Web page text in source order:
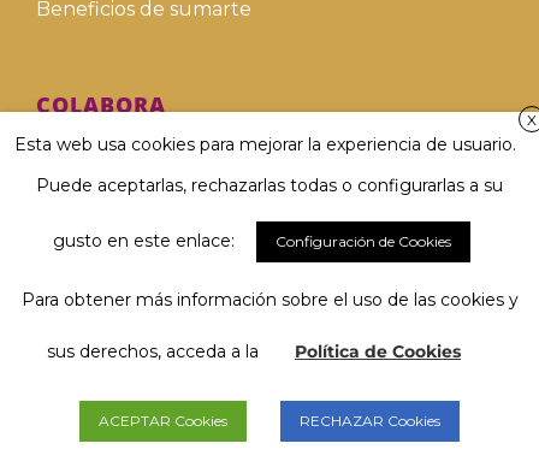
Beneficios de sumarte
COLABORA
Hazte voluntari@
Hazte donante
Involucra a tu empresa
Deja tu legado solidario
X
Esta web usa cookies para mejorar la experiencia de usuario.
Puede aceptarlas, rechazarlas todas o configurarlas a su
gusto en este enlace: Configuración de Cookies
Para obtener más información sobre el uso de las cookies y
sus derechos, acceda a la Política de Cookies
ACEPTAR Cookies RECHAZAR Cookies
Hablar y ser comprendido/a...